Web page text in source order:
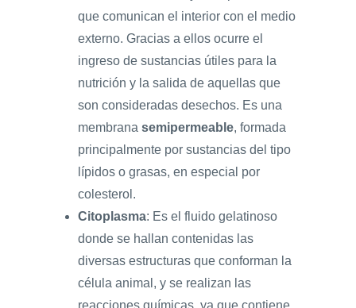
que comunican el interior con el medio
externo. Gracias a ellos ocurre el
ingreso de sustancias útiles para la
nutrición y la salida de aquellas que
son consideradas desechos. Es una
membrana semipermeable, formada
principalmente por sustancias del tipo
lípidos o grasas, en especial por
colesterol.
Citoplasma: Es el fluido gelatinoso
donde se hallan contenidas las
diversas estructuras que conforman la
célula animal, y se realizan las
reacciones químicas, ya que contiene